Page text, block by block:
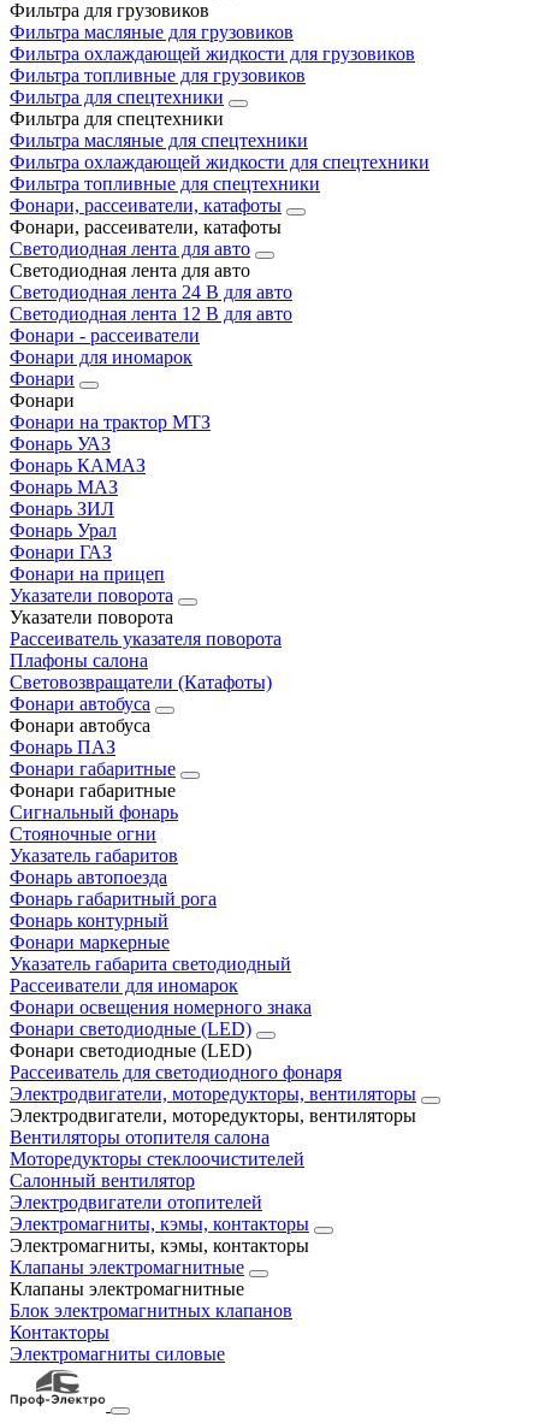
Фильтра для грузовиков
Фильтра масляные для грузовиков
Фильтра охлаждающей жидкости для грузовиков
Фильтра топливные для грузовиков
Фильтра для спецтехники
Фильтра для спецтехники
Фильтра масляные для спецтехники
Фильтра охлаждающей жидкости для спецтехники
Фильтра топливные для спецтехники
Фонари, рассеиватели, катафоты
Фонари, рассеиватели, катафоты
Светодиодная лента для авто
Светодиодная лента для авто
Светодиодная лента 24 В для авто
Светодиодная лента 12 В для авто
Фонари - рассеиватели
Фонари для иномарок
Фонари
Фонари
Фонари на трактор МТЗ
Фонарь УАЗ
Фонарь КАМАЗ
Фонарь МАЗ
Фонарь ЗИЛ
Фонарь Урал
Фонари ГАЗ
Фонари на прицеп
Указатели поворота
Указатели поворота
Рассеиватель указателя поворота
Плафоны салона
Световозвращатели (Катафоты)
Фонари автобуса
Фонари автобуса
Фонарь ПАЗ
Фонари габаритные
Фонари габаритные
Сигнальный фонарь
Стояночные огни
Указатель габаритов
Фонарь автопоезда
Фонарь габаритный рога
Фонарь контурный
Фонари маркерные
Указатель габарита светодиодный
Рассеиватели для иномарок
Фонари освещения номерного знака
Фонари светодиодные (LED)
Фонари светодиодные (LED)
Рассеиватель для светодиодного фонаря
Электродвигатели, моторедукторы, вентиляторы
Электродвигатели, моторедукторы, вентиляторы
Вентиляторы отопителя салона
Моторедукторы стеклоочистителей
Салонный вентилятор
Электродвигатели отопителей
Электромагниты, кэмы, контакторы
Электромагниты, кэмы, контакторы
Клапаны электромагнитные
Клапаны электромагнитные
Блок электромагнитных клапанов
Контакторы
Электромагниты силовые